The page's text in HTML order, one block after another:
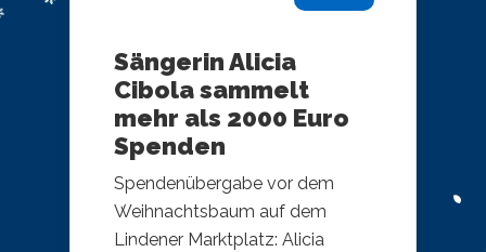
Sängerin Alicia
Cibola sammelt
mehr als 2000 Euro
Spenden
Spendenübergabe vor dem
Weihnachtsbaum auf dem
Lindener Marktplatz: Alicia